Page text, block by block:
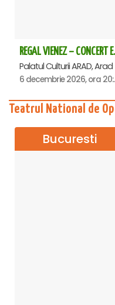
REGAL
Palatul Culturii ARAD, Arad
6
Teatrul National de
Bucuresti